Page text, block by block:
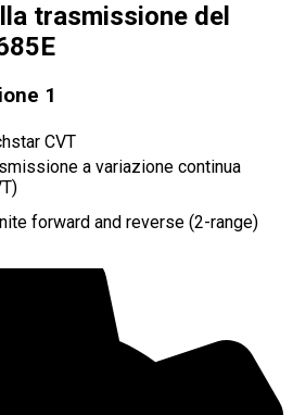
trasmissione del
1
CVT
a variazione continua
forward and reverse (2-range)